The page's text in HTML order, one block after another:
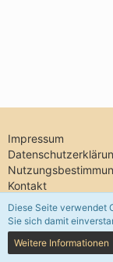
Impressum
Kontakt
Diese Seite verwendet
Sie sich damit
Weitere Informationen